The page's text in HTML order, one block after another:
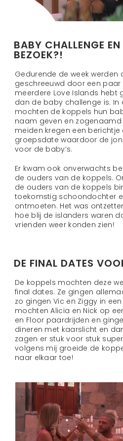
BABY CHALLENGE
BEZOEK?!
Gedurende de week werden
geschreeuwd door een paar
meerdere Love Islands hebt
dan de baby challenge is. In
mochten de koppels hun
naam geven en zogenaamd
meiden kregen een
groepsdate waardoor de
voor de baby’s.
Er kwam ook onverwachts
de ouders van de koppels.
de ouders van de koppels
toekomstig schoondochter
ontmoeten. Het was
hoe blij de islanders waren
vrienden weer konden zien!
DE FINAL DATES
De koppels mochten deze
final dates. Ze gingen
zo gingen Vic en Ziggy in
mochten Alicia en Nick op
en Floor paardrijden en
dineren met kaarslicht en
zagen er stuk voor stuk
volgens mij groeide de
naar elkaar toe!